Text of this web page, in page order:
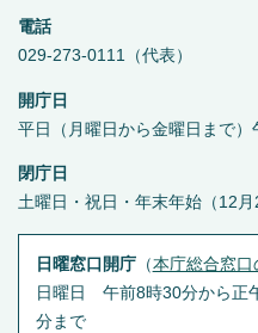
電話
029-273-0111（代表）
開庁日
平日（月曜日から金曜日まで
閉庁日
土曜日・祝日・年末年始（12月
日曜窓口開庁（本庁総合窓口
日曜日 午前8時30分から正
分まで